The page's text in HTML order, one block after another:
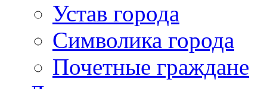
Устав города
Символика города
Почетные граждане